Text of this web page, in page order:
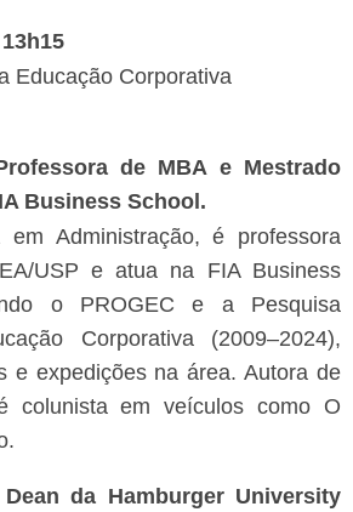
Educação Corporativa
de MBA e Mestrado
Business School.
Administração, é professora
USP e atua na FIA Business
o PROGEC e a Pesquisa
Corporativa (2009–2024),
e expedições na área. Autora de
colunista em veículos como O
da Hamburger University